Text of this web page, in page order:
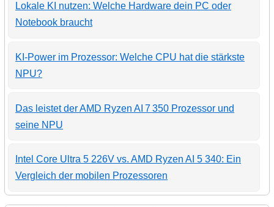
Lokale KI nutzen: Welche Hardware dein PC oder
Notebook braucht
KI-Power im Prozessor: Welche CPU hat die stärkste
NPU?
Das leistet der AMD Ryzen AI 7 350 Prozessor und
seine NPU
Intel Core Ultra 5 226V vs. AMD Ryzen AI 5 340: Ein
Vergleich der mobilen Prozessoren